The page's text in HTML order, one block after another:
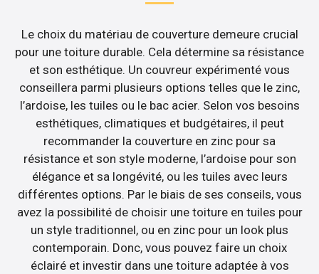
Le choix du matériau de couverture demeure crucial
pour une toiture durable. Cela détermine sa résistance
et son esthétique. Un couvreur expérimenté vous
conseillera parmi plusieurs options telles que le zinc,
l’ardoise, les tuiles ou le bac acier. Selon vos besoins
esthétiques, climatiques et budgétaires, il peut
recommander la couverture en zinc pour sa
résistance et son style moderne, l’ardoise pour son
élégance et sa longévité, ou les tuiles avec leurs
différentes options. Par le biais de ses conseils, vous
avez la possibilité de choisir une toiture en tuiles pour
un style traditionnel, ou en zinc pour un look plus
contemporain. Donc, vous pouvez faire un choix
éclairé et investir dans une toiture adaptée à vos